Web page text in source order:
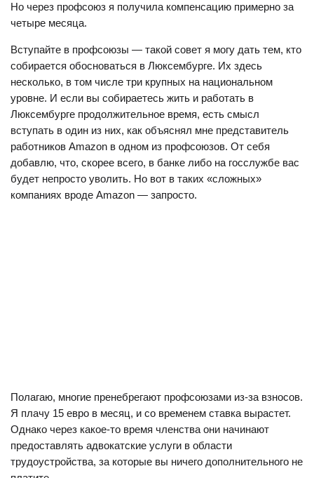
Но через профсоюз я получила компенсацию примерно за
четыре месяца.
Вступайте в профсоюзы — такой совет я могу дать тем, кто
собирается обосноваться в Люксембурге. Их здесь
несколько, в том числе три крупных на национальном
уровне. И если вы собираетесь жить и работать в
Люксембурге продолжительное время, есть смысл
вступать в один из них, как объяснял мне представитель
работников Amazon в одном из профсоюзов. От себя
добавлю, что, скорее всего, в банке либо на госслужбе вас
будет непросто уволить. Но вот в таких «сложных»
компаниях вроде Amazon — запросто.
Полагаю, многие пренебрегают профсоюзами из-за взносов.
Я плачу 15 евро в месяц, и со временем ставка вырастет.
Однако через какое-то время членства они начинают
предоставлять адвокатские услуги в области
трудоустройства, за которые вы ничего дополнительного не